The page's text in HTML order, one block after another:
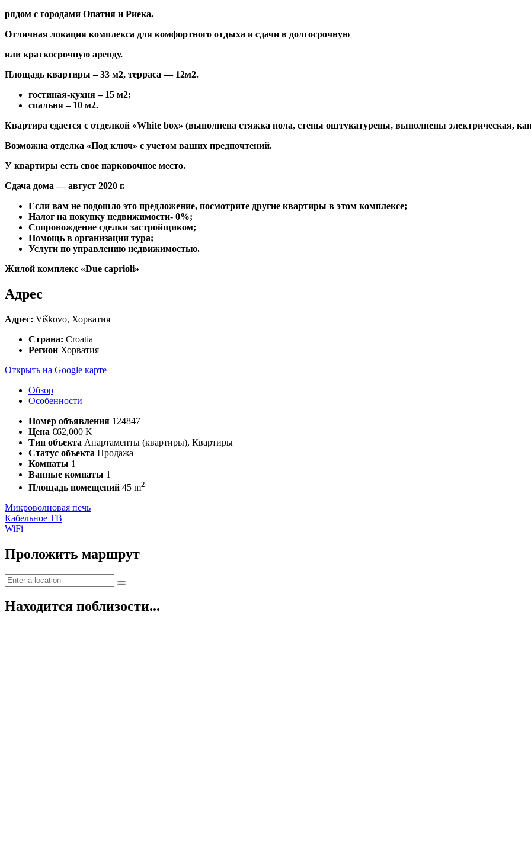
рядом с городами Опатия и Риека.
Отличная локация комплекса для комфортного отдыха и сдачи в долгосрочную
или краткосрочную аренду.
Площадь квартиры – 33 м2, терраса — 12м2.
гостиная-кухня – 15 м2;
спальня – 10 м2.
Квартира сдается с отделкой «White box» (выполнена стяжка пола, стены оштукатурены, выполнены электрическая,
Возможна отделка «Под ключ» с учетом ваших предпочтений.
У квартиры есть свое парковочное место.
Сдача дома — август 2020 г.
Если вам не подошло это предложение, посмотрите другие квартиры в этом комплексе;
Налог на покупку недвижимости- 0%;
Сопровождение сделки застройщиком;
Помощь в организации тура;
Услуги по управлению недвижимостью.
Жилой комплекс «Due caprioli»
Адрес
Адрес: Viškovo, Хорватия
Страна: Croatia
Регион Хорватия
Открыть на Google карте
Обзор
Особенности
Номер объявления 124847
Цена €62,000 K
Тип объекта Апартаменты (квартиры), Квартиры
Статус объекта Продажа
Комнаты 1
Ванные комнаты 1
Площадь помещений 45 m2
Микроволновая печь
Кабельное ТВ
WiFi
Проложить маршрут
Находится поблизости...